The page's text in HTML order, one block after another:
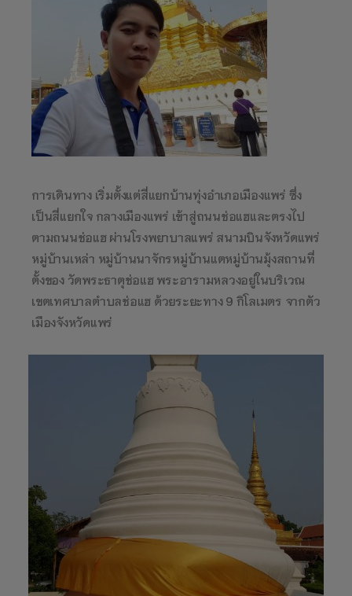
การเดินทาง เริ่มตั้งแต่สี่แยกบ้านทุ่งอำเภอเมืองแพร่ ซึ่ง
เป็นสี่แยกใจ กลางเมืองแพร่ เข้าสู่ถนนช่อแฮและตรงไป
ตามถนนช่อแฮ ผ่านโรงพยาบาลแพร่ สนามบินจังหวัดแพร่
หมู่บ้านเหล่า หมู่บ้านนาจักรหมู่บ้านแตหมู่บ้านมุ้งสถานที่
ตั้งของ วัดพระธาตุช่อแฮ พระอารามหลวงอยู่ในบริเวณ
เขตเทศบาลตำบลช่อแฮ ด้วยระยะทาง 9 กิโลเมตร จากตัว
เมืองจังหวัดแพร่